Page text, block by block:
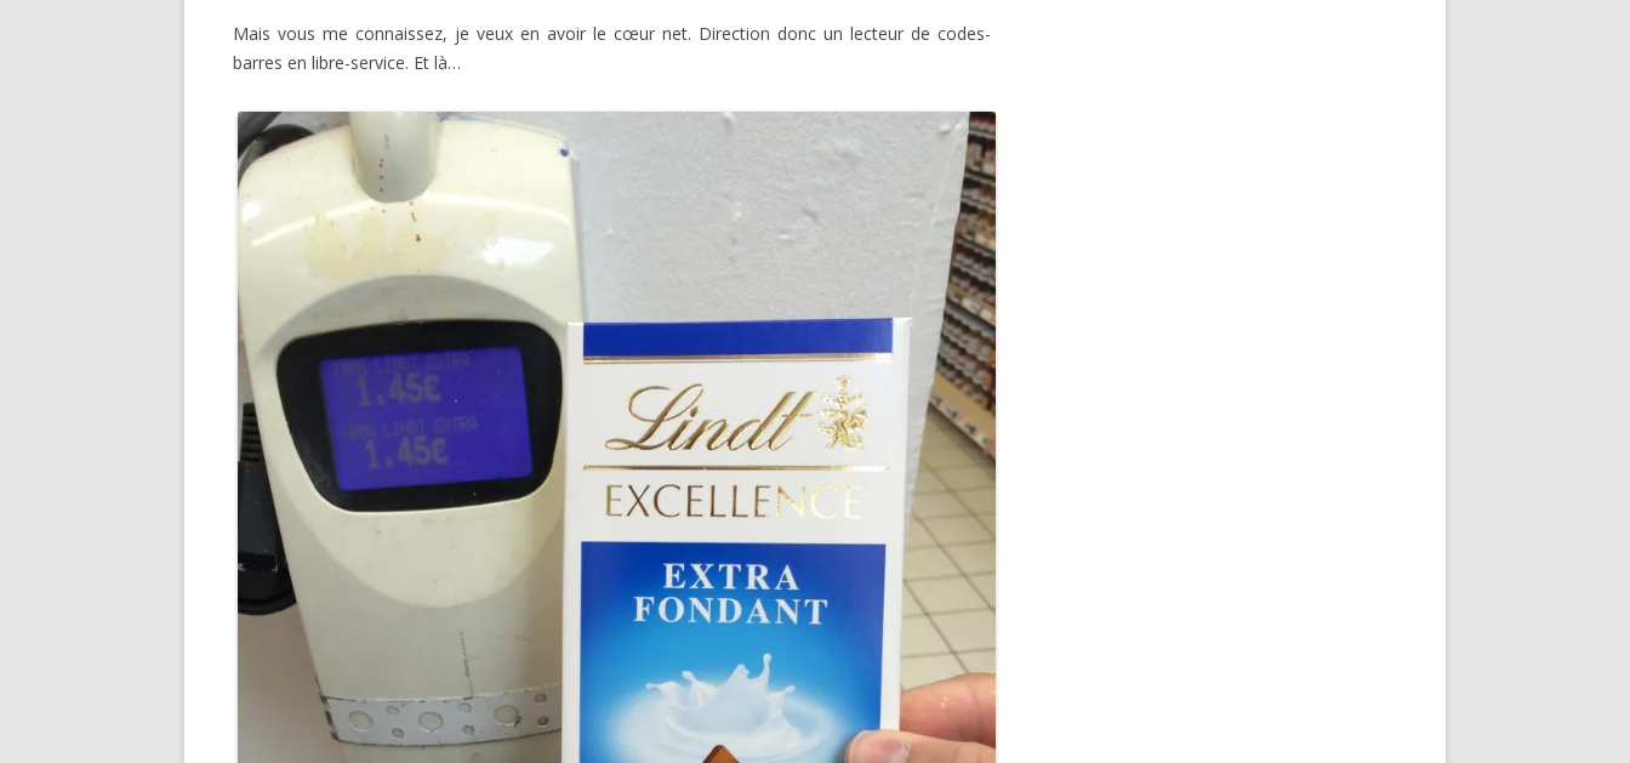
Mais vous me connaissez, je veux en avoir le cœur net. Direction donc un lecteur de codes-
barres en libre-service. Et là…